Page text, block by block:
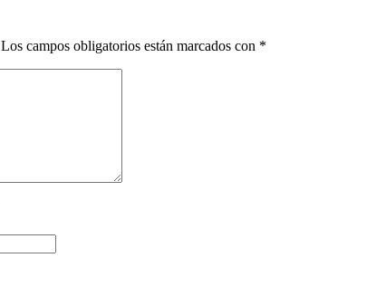
Los campos obligatorios están marcados con *